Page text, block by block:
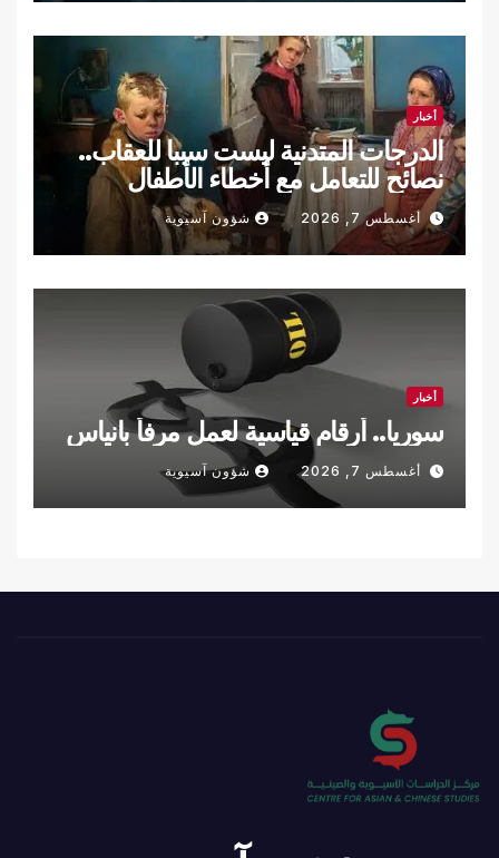
أخبار
الدرجات المتدنية ليست سببا للعقاب..
نصائح للتعامل مع أخطاء الأطفال
الدراسية
أغسطس 7, 2026 شؤون آسيوية
أخبار
سوريا.. أرقام قياسية لعمل مرفأ بانياس
أغسطس 7, 2026 شؤون آسيوية